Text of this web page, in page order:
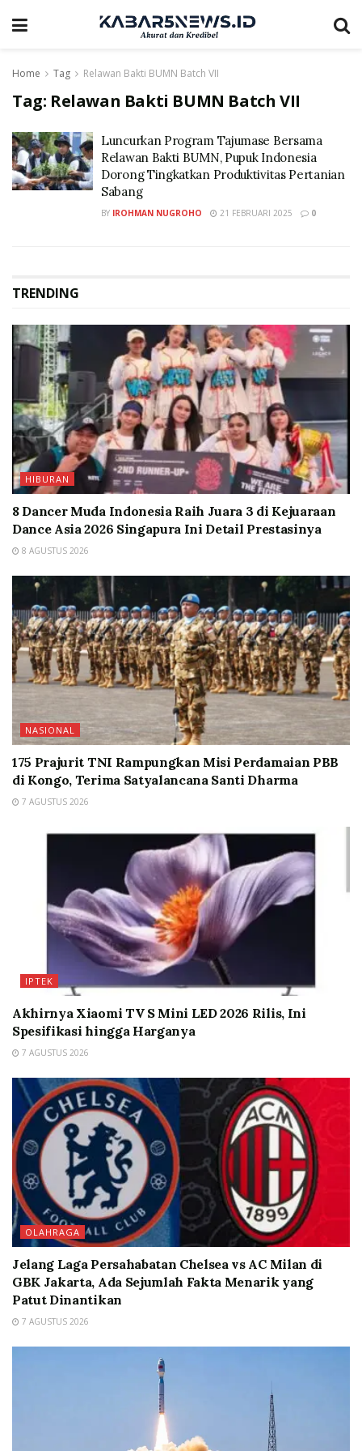
Home Tag Relawan Bakti BUMN Batch VII
Tag: Relawan Bakti BUMN Batch VII
Luncurkan Program Tajumase Bersama
Relawan Bakti BUMN, Pupuk Indonesia
Dorong Tingkatkan Produktivitas Pertanian
Sabang
BY IROHMAN NUGROHO 21 FEBRUARI 2025 0
TRENDING
HIBURAN
8 Dancer Muda Indonesia Raih Juara 3 di Kejuaraan
Dance Asia 2026 Singapura Ini Detail Prestasinya
8 AGUSTUS 2026
NASIONAL
175 Prajurit TNI Rampungkan Misi Perdamaian PBB
di Kongo, Terima Satyalancana Santi Dharma
7 AGUSTUS 2026
IPTEK
Akhirnya Xiaomi TV S Mini LED 2026 Rilis, Ini
Spesifikasi hingga Harganya
7 AGUSTUS 2026
OLAHRAGA
Jelang Laga Persahabatan Chelsea vs AC Milan di
GBK Jakarta, Ada Sejumlah Fakta Menarik yang
Patut Dinantikan
7 AGUSTUS 2026